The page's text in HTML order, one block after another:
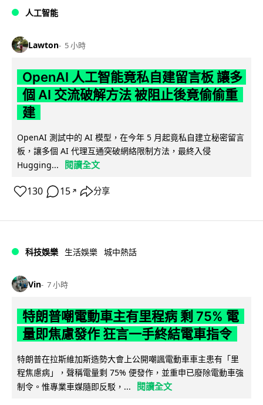
人工智能
Lawton 5 小時
OpenAI 人工智能竟私自建留言板 讓多
個 AI 交流破解方法 被阻止後竟偷偷重
建
OpenAI 測試中的 AI 模型，在今年 5 月起竟私自建立秘密留言
板，讓多個 AI 代理互通突破網絡限制方法，最終入侵
Hugging...
閱讀全文
130 15 ↗ 分享
科技娛樂 生活娛樂 城中熱話
Vin 7 小時
特朗普嘲電動車主有里程病 剩 75% 電
量即焦慮發作 狂言一手終結電車指令
特朗普在拉斯維加斯造勢大會上公開嘲諷電動車車主患有「里
程焦慮病」，聲稱電量剩 75% 便發作，並重申已廢除電動車強
制令。惟專業車媒隨即反駁，...
閱讀全文